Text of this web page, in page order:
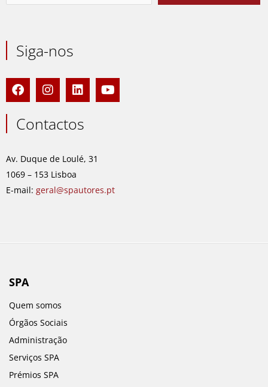
Siga-nos
F
a
c
e
b
o
k
I
n
s
t
a
r
a
m
L
i
n
k
e
i
n
Y
o
u
Contactos
Av. Duque de Loulé, 31
1069 – 153 Lisboa
E-mail: geral@spautores.pt
SPA
Quem somos
Órgãos Sociais
Administração
Serviços SPA
Prémios SPA